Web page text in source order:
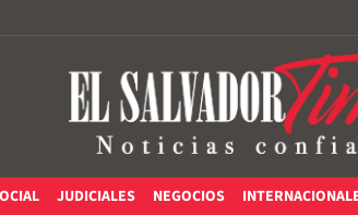
JUDICIALES NEGOCIOS